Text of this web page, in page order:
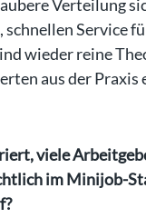
Verteilung
schnellen Service
wieder reine
aus der Praxis
viele
im Minijob-